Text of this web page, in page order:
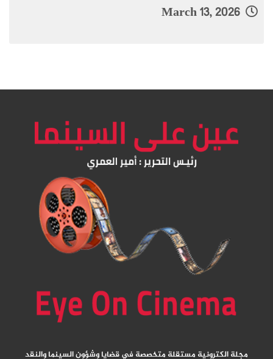
March 13, 2026
مجلة الكترونية مستقلة متخصصة في قضايا وشؤون السينما والنقد